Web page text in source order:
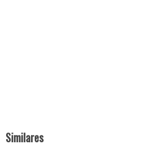
Similares